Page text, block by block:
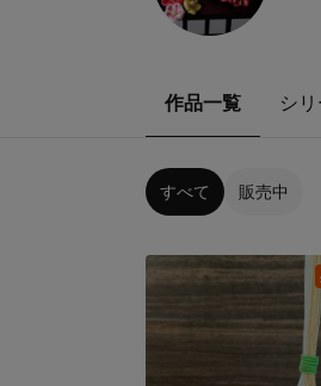
作品一覧 シ
すべて 販売中